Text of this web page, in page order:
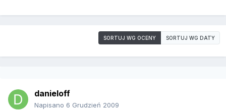
SORTUJ WG OCENY SORTUJ WG DATY
danieloff
Napisano 6 Grudzień 2009